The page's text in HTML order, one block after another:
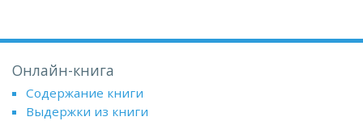
Онлайн-книга
Содержание книги
Выдержки из книги